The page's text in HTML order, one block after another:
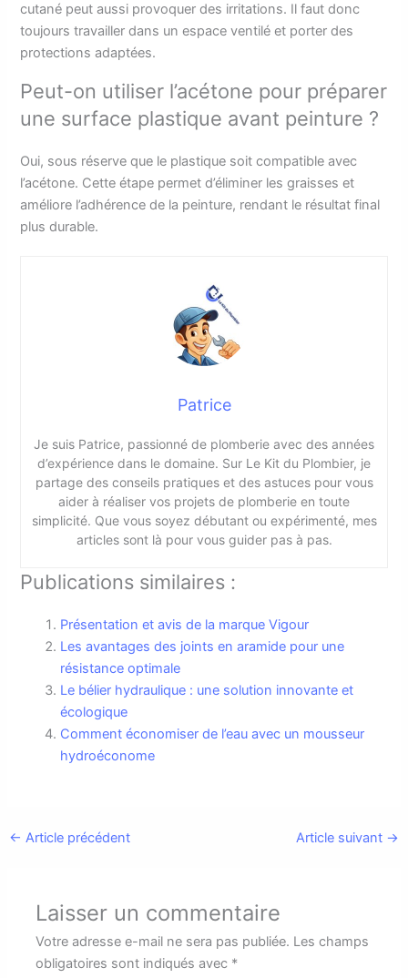
cutané peut aussi provoquer des irritations. Il faut donc
toujours travailler dans un espace ventilé et porter des
protections adaptées.
Peut-on utiliser l’acétone pour préparer
une surface plastique avant peinture ?
Oui, sous réserve que le plastique soit compatible avec
l’acétone. Cette étape permet d’éliminer les graisses et
améliore l’adhérence de la peinture, rendant le résultat final
plus durable.
Patrice
Je suis Patrice, passionné de plomberie avec des années
d’expérience dans le domaine. Sur Le Kit du Plombier, je
partage des conseils pratiques et des astuces pour vous
aider à réaliser vos projets de plomberie en toute
simplicité. Que vous soyez débutant ou expérimenté, mes
articles sont là pour vous guider pas à pas.
Publications similaires :
Présentation et avis de la marque Vigour
Les avantages des joints en aramide pour une
résistance optimale
Le bélier hydraulique : une solution innovante et
écologique
Comment économiser de l’eau avec un mousseur
hydroéconome
← Article précédent Article suivant →
Laisser un commentaire
Votre adresse e-mail ne sera pas publiée. Les champs
obligatoires sont indiqués avec *